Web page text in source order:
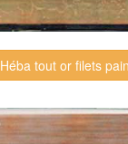
Héba tout or filets